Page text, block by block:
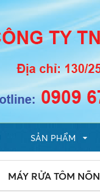
SẢN PHẨM
MÁY RỬA TÔM NÕN